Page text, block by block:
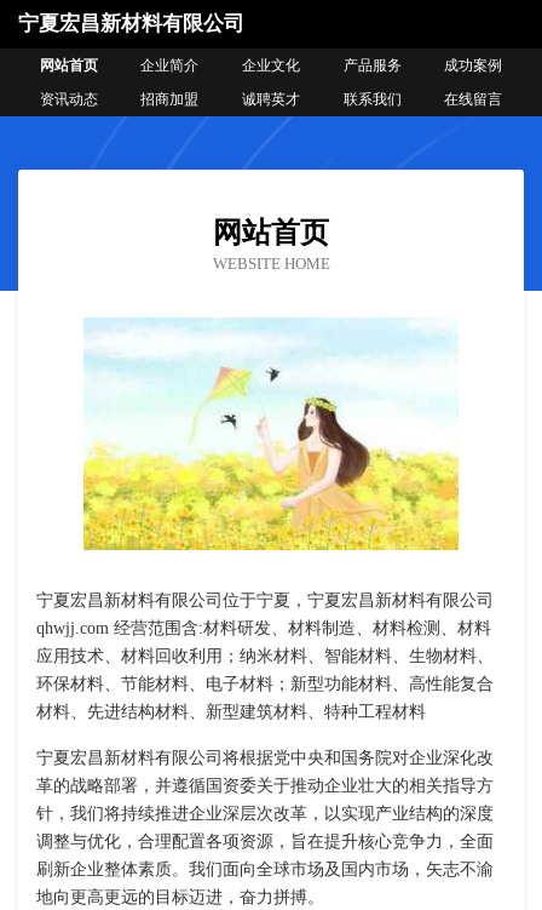
宁夏宏昌新材料有限公司
网站首页 企业简介 企业文化 产品服务
成功案例
资讯动态
招商加盟 诚聘英才 联系我们 在线留言
网站首页
WEBSITE HOME
宁夏宏昌新材料有限公司位于宁夏，宁夏宏昌新材料有限公司
qhwjj.com 经营范围含:材料研发、材料制造、材料检测、材料
应用技术、材料回收利用；纳米材料、智能材料、生物材料、
环保材料、节能材料、电子材料；新型功能材料、高性能复合
材料、先进结构材料、新型建筑材料、特种工程材料
宁夏宏昌新材料有限公司将根据党中央和国务院对企业深化改
革的战略部署，并遵循国资委关于推动企业壮大的相关指导方
针，我们将持续推进企业深层次改革，以实现产业结构的深度
调整与优化，合理配置各项资源，旨在提升核心竞争力，全面
刷新企业整体素质。我们面向全球市场及国内市场，矢志不渝
地向更高更远的目标迈进，奋力拼搏。